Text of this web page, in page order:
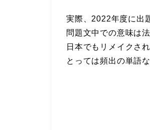
実際、2022年度に出
問題文中での意味は
日本でもリメイクさ
とっては頻出の単語